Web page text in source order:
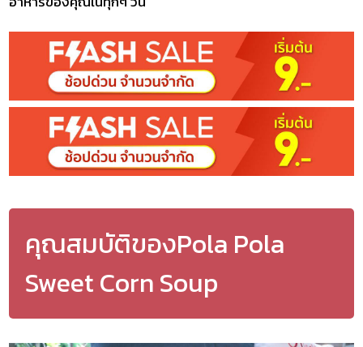
คุณสมบัติของPola Pola
Sweet Corn Soup